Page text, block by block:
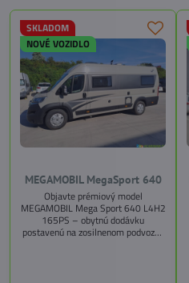
SKLADOM
NOVÉ VOZIDLO
MEGAMOBIL MegaSport 640
Objavte prémiový model
MEGAMOBIL Mega Sport 640 L4H2
165PS – obytnú dodávku
postavenú na zosilnenom podvozku